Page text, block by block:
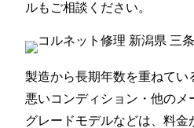
ルもご相談ください。
製造から長期年数を重ねてい
悪いコンディション・他のメ
グレードモデルなどは、料金